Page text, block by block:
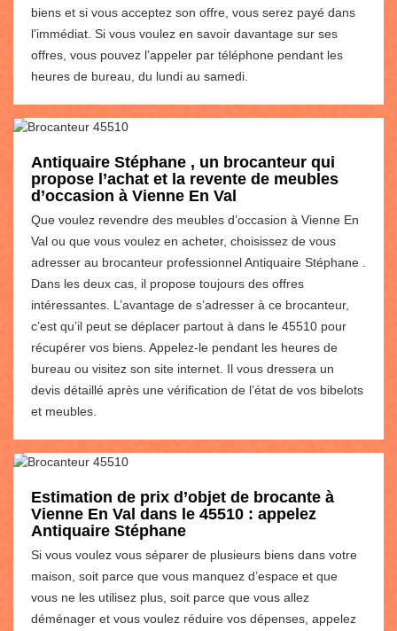
biens et si vous acceptez son offre, vous serez payé dans
l’immédiat. Si vous voulez en savoir davantage sur ses
offres, vous pouvez l’appeler par téléphone pendant les
heures de bureau, du lundi au samedi.
Antiquaire Stéphane , un brocanteur qui
propose l’achat et la revente de meubles
d’occasion à Vienne En Val
Que voulez revendre des meubles d’occasion à Vienne En
Val ou que vous voulez en acheter, choisissez de vous
adresser au brocanteur professionnel Antiquaire Stéphane .
Dans les deux cas, il propose toujours des offres
intéressantes. L’avantage de s’adresser à ce brocanteur,
c’est qu’il peut se déplacer partout à dans le 45510 pour
récupérer vos biens. Appelez-le pendant les heures de
bureau ou visitez son site internet. Il vous dressera un
devis détaillé après une vérification de l’état de vos bibelots
et meubles.
Estimation de prix d’objet de brocante à
Vienne En Val dans le 45510 : appelez
Antiquaire Stéphane
Si vous voulez vous séparer de plusieurs biens dans votre
maison, soit parce que vous manquez d’espace et que
vous ne les utilisez plus, soit parce que vous allez
déménager et vous voulez réduire vos dépenses, appelez